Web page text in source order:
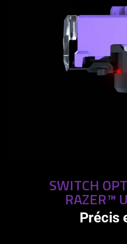
SWITCH
RAZER™
Précis